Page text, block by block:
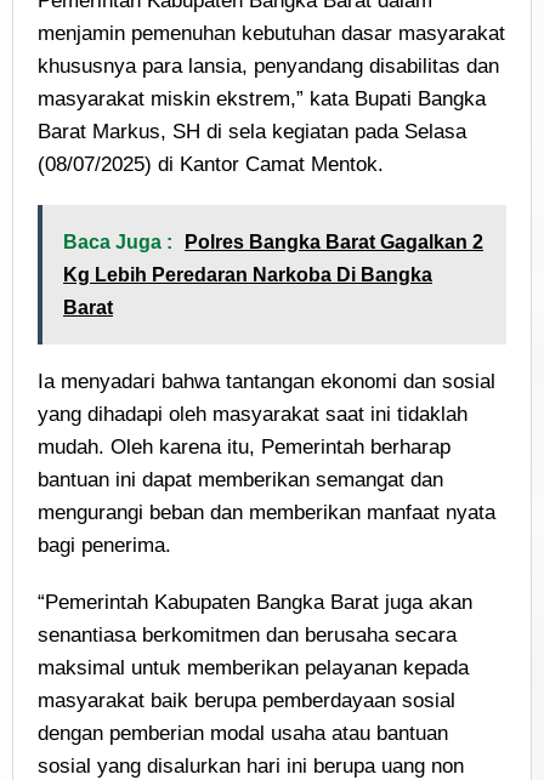
menjamin pemenuhan kebutuhan dasar masyarakat
khususnya para lansia, penyandang disabilitas dan
masyarakat miskin ekstrem,” kata Bupati Bangka
Barat Markus, SH di sela kegiatan pada Selasa
(08/07/2025) di Kantor Camat Mentok.
Baca Juga :
Polres Bangka Barat Gagalkan 2
Kg Lebih Peredaran Narkoba Di Bangka
Barat
Ia menyadari bahwa tantangan ekonomi dan sosial
yang dihadapi oleh masyarakat saat ini tidaklah
mudah. Oleh karena itu, Pemerintah berharap
bantuan ini dapat memberikan semangat dan
mengurangi beban dan memberikan manfaat nyata
bagi penerima.
“Pemerintah Kabupaten Bangka Barat juga akan
senantiasa berkomitmen dan berusaha secara
maksimal untuk memberikan pelayanan kepada
masyarakat baik berupa pemberdayaan sosial
dengan pemberian modal usaha atau bantuan
sosial yang disalurkan hari ini berupa uang non